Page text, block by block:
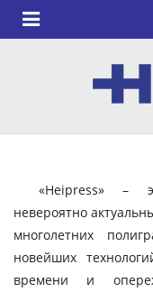
«Heipress» –
невероятно
многолетних
новейших
времени и